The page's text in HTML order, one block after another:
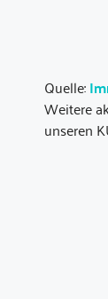
Quelle:
Weitere
unseren